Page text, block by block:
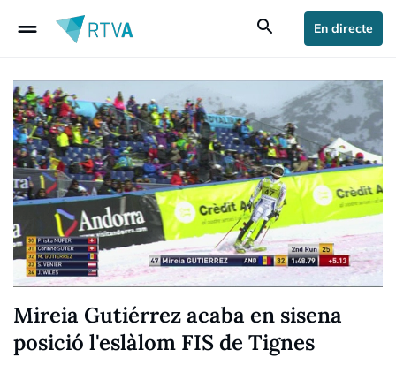
drag_handle search En directe
Mireia Gutiérrez acaba en sisena
posició l'eslàlom FIS de Tignes